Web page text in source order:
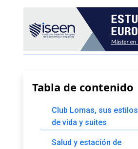
Tabla de contenido
Club Lomas, sus estilos
de vida y suites
Salud y estación de